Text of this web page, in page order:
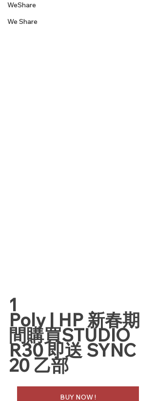
WeShare
We Share
1
Poly | HP 新春期
間購買STUDIO
R30 即送 SYNC
20 乙部
BUY NOW !